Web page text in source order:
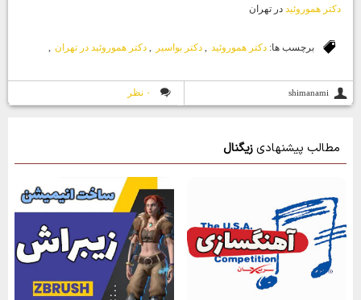
دكتر هموروئيددر تهران
برچسب ها:دكتر هموروئيد , دكتر بواسير , دكتر هموروئيد در تهران ,
shimanami